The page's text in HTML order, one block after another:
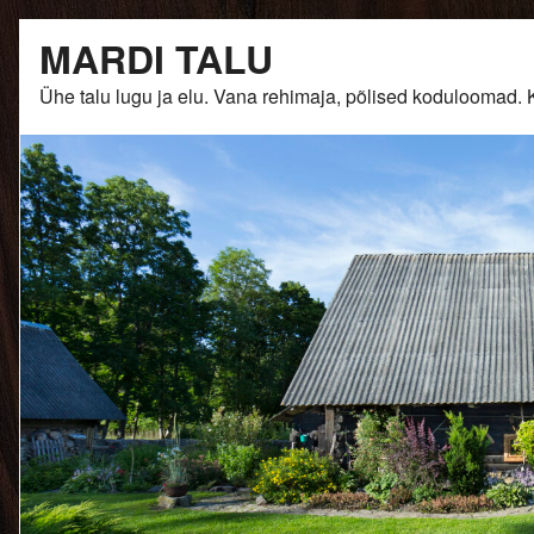
content
MARDI TALU
Ühe talu lugu ja elu. Vana rehimaja, põlised